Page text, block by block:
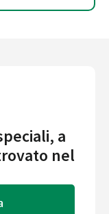
a
nel